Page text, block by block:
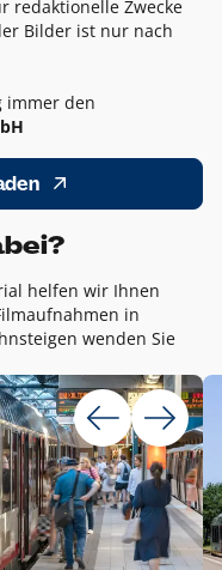
redaktionelle Zwecke
Bilder ist nur nach
immer den
helfen wir Ihnen
in
wenden Sie